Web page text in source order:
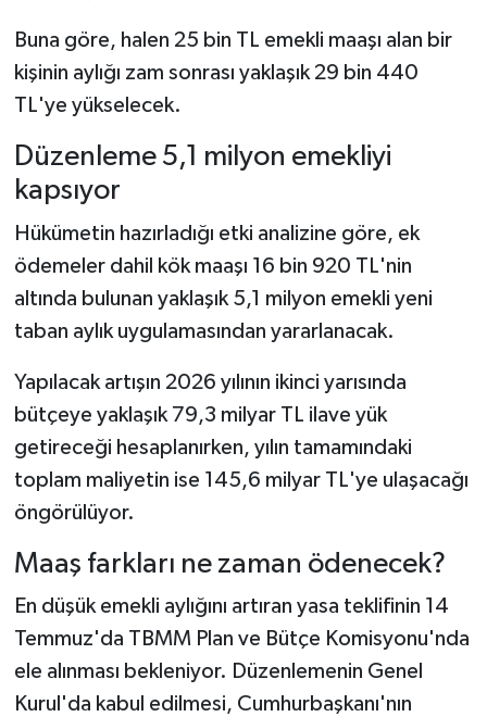
Buna göre, halen 25 bin TL emekli maaşı alan bir
kişinin aylığı zam sonrası yaklaşık 29 bin 440
TL'ye yükselecek.
Düzenleme 5,1 milyon emekliyi
kapsıyor
Hükümetin hazırladığı etki analizine göre, ek
ödemeler dahil kök maaşı 16 bin 920 TL'nin
altında bulunan yaklaşık 5,1 milyon emekli yeni
taban aylık uygulamasından yararlanacak.
Yapılacak artışın 2026 yılının ikinci yarısında
bütçeye yaklaşık 79,3 milyar TL ilave yük
getireceği hesaplanırken, yılın tamamındaki
toplam maliyetin ise 145,6 milyar TL'ye ulaşacağı
öngörülüyor.
Maaş farkları ne zaman ödenecek?
En düşük emekli aylığını artıran yasa teklifinin 14
Temmuz'da TBMM Plan ve Bütçe Komisyonu'nda
ele alınması bekleniyor. Düzenlemenin Genel
Kurul'da kabul edilmesi, Cumhurbaşkanı'nın